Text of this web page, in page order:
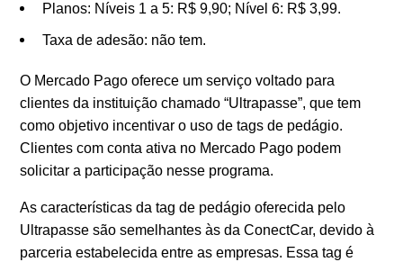
Planos: Níveis 1 a 5: R$ 9,90; Nível 6: R$ 3,99.
Taxa de adesão: não tem.
O Mercado Pago oferece um serviço voltado para
clientes da instituição chamado “Ultrapasse”, que tem
como objetivo incentivar o uso de tags de pedágio.
Clientes com conta ativa no Mercado Pago podem
solicitar a participação nesse programa.
As características da tag de pedágio oferecida pelo
Ultrapasse são semelhantes às da ConectCar, devido à
parceria estabelecida entre as empresas. Essa tag é